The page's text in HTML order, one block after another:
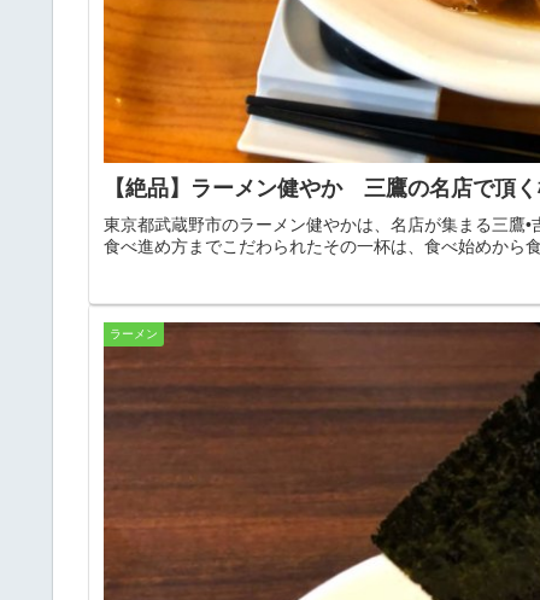
【絶品】ラーメン健やか 三鷹の名店で頂
東京都武蔵野市のラーメン健やかは、名店が集まる三鷹
食べ進め方までこだわられたその一杯は、食べ始めか
ラーメン